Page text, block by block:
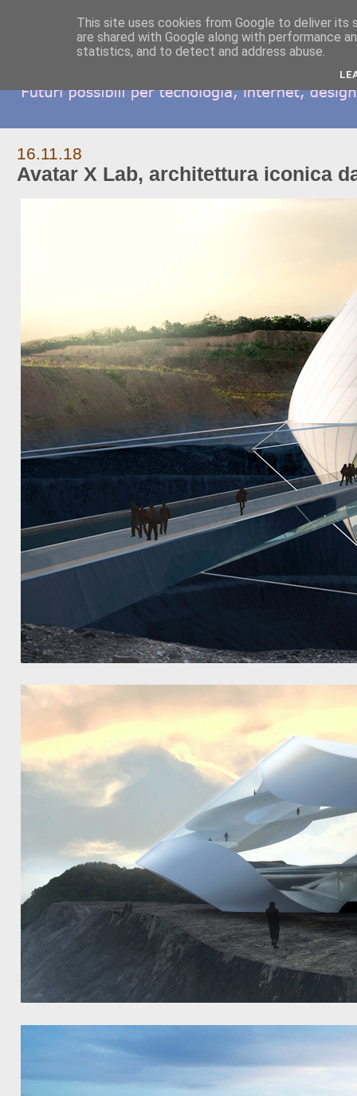
16.11.18
Avatar X Lab, architettura iconica
This site uses cookies from Google to deliver its
are shared with Google along with performance
statistics, and to detect and address abuse.